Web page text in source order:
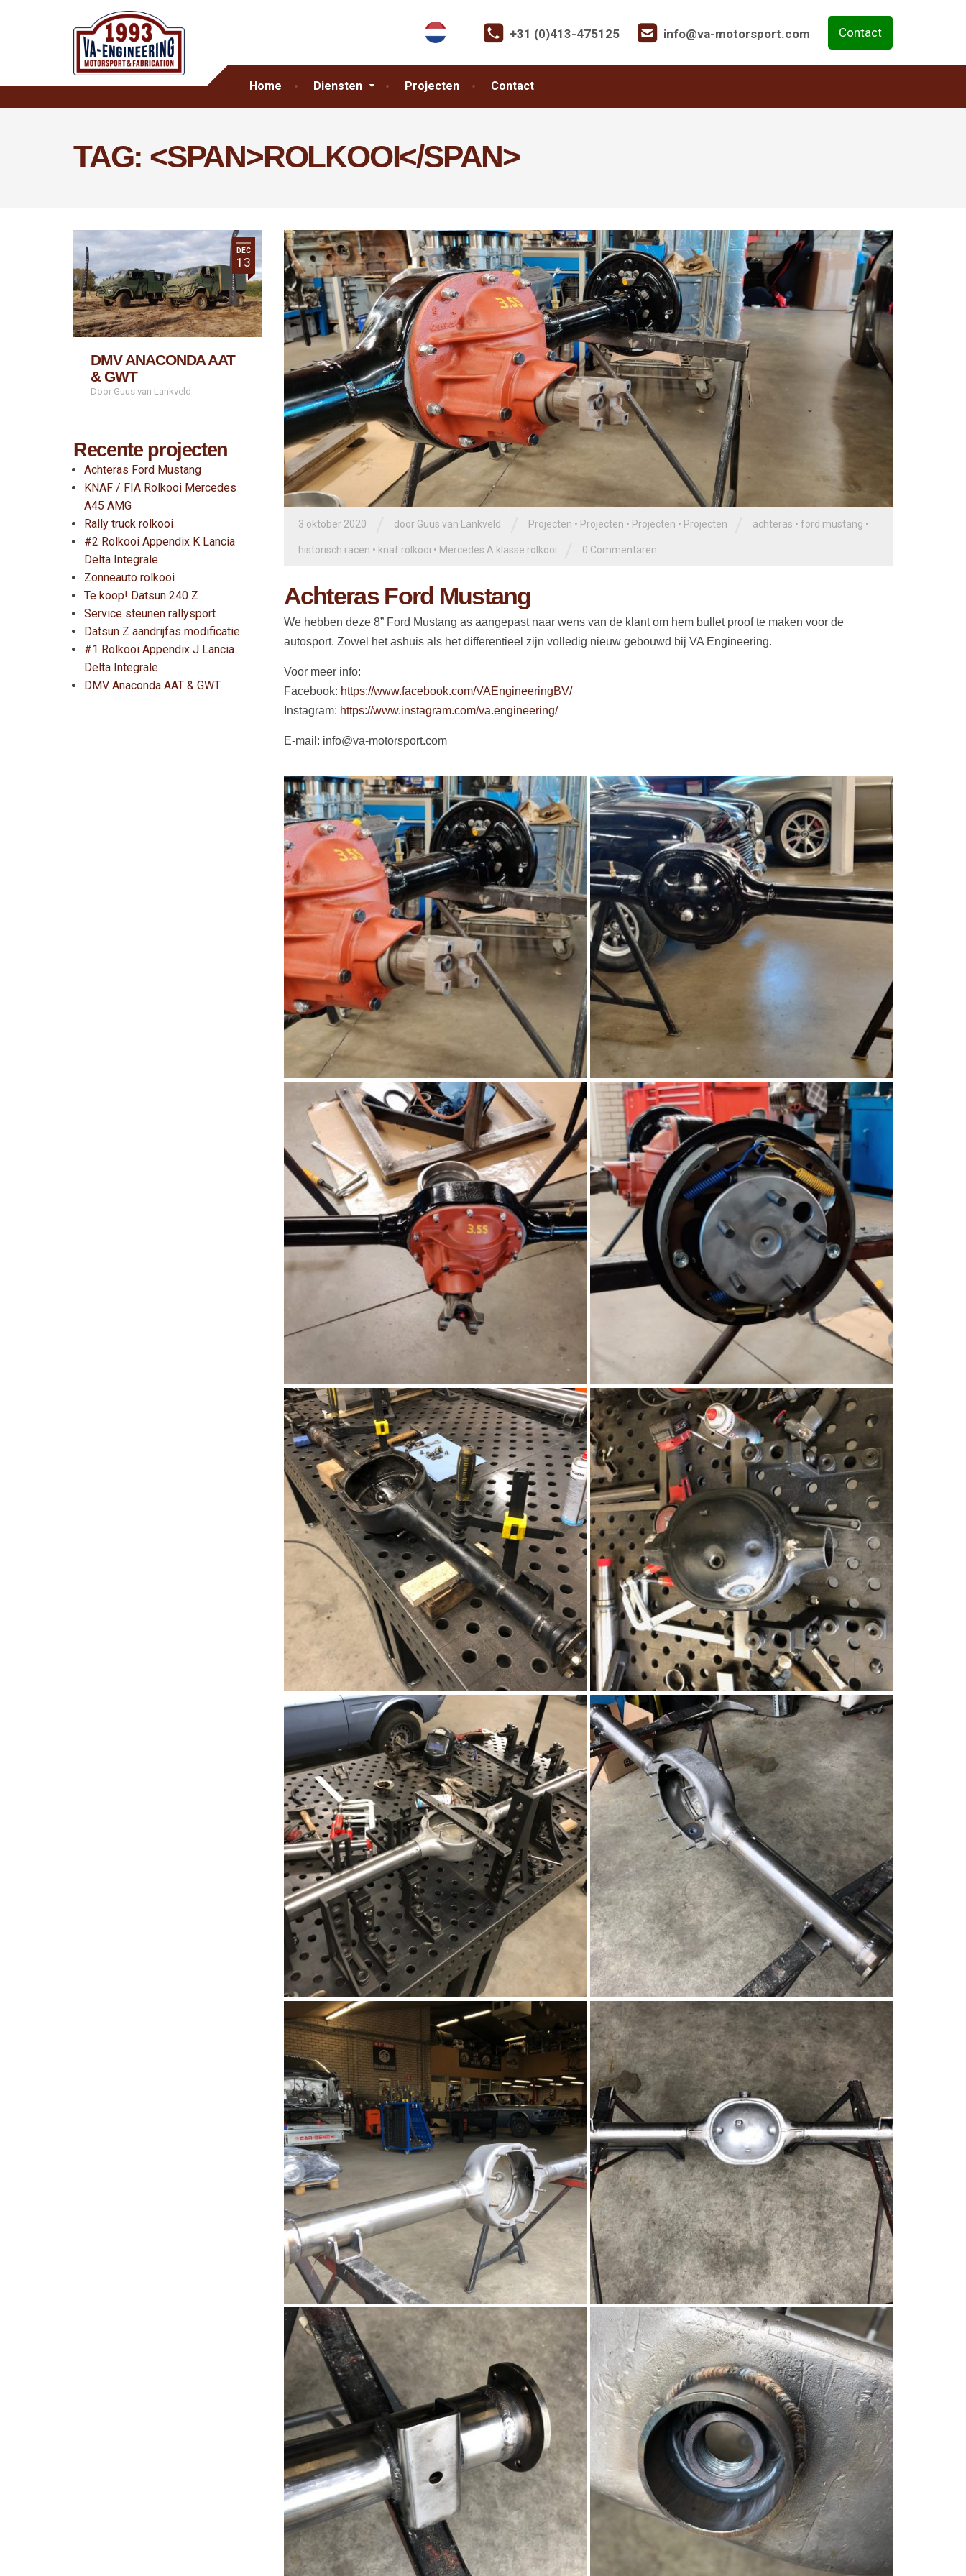
Home Diensten Projecten Contact
+31 (0)413-475125 info@va-motorsport.com Contact
TAG: <SPAN>ROLKOOI</SPAN>
3 oktober 2020 door Guus van Lankveld Projecten • Projecten • Projecten • Projecten achteras • ford mustang •
historisch racen • knaf rolkooi • Mercedes A klasse rolkooi 0 Commentaren
Achteras Ford Mustang
We hebben deze 8” Ford Mustang as aangepast naar wens van de klant om hem bullet proof te maken voor de
autosport. Zowel het ashuis als het differentieel zijn volledig nieuw gebouwd bij VA Engineering.
Voor meer info:
Facebook: https://www.facebook.com/VAEngineeringBV/
Instagram: https://www.instagram.com/va.engineering/
E-mail: info@va-motorsport.com
DEC
13
DMV ANACONDA AAT
& GWT
Door Guus van Lankveld
Recente projecten
Achteras Ford Mustang
KNAF / FIA Rolkooi Mercedes
A45 AMG
Rally truck rolkooi
#2 Rolkooi Appendix K Lancia
Delta Integrale
Zonneauto rolkooi
Te koop! Datsun 240 Z
Service steunen rallysport
Datsun Z aandrijfas modificatie
#1 Rolkooi Appendix J Lancia
Delta Integrale
DMV Anaconda AAT & GWT